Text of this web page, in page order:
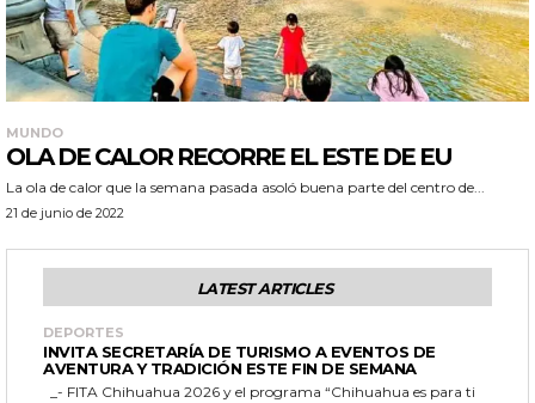
MUNDO
OLA DE CALOR RECORRE EL ESTE DE EU
La ola de calor que la semana pasada asoló buena parte del centro de...
21 de junio de 2022
LATEST ARTICLES
DEPORTES
INVITA SECRETARÍA DE TURISMO A EVENTOS DE
AVENTURA Y TRADICIÓN ESTE FIN DE SEMANA